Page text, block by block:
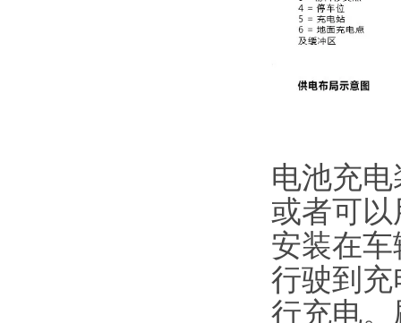
电池充
或者可
安装在
行驶到
行充电